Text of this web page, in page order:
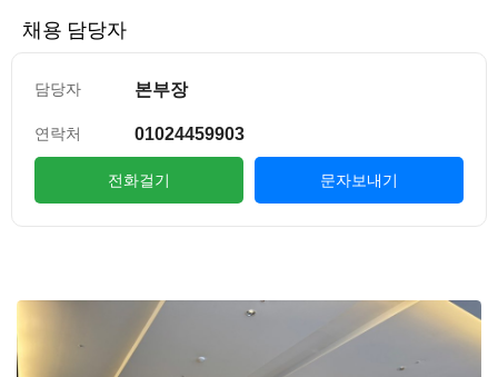
채용 담당자
담당자 본부장
연락처 01024459903
전화걸기 문자보내기